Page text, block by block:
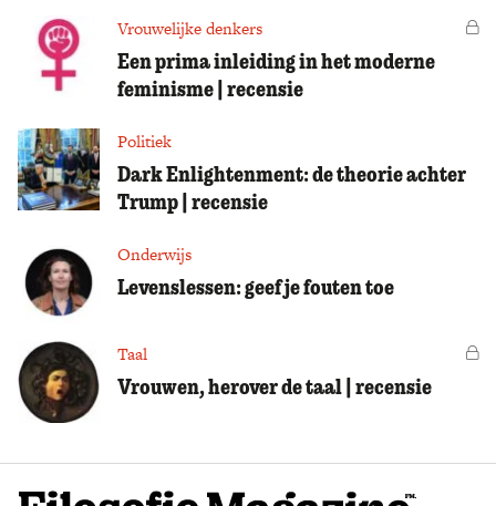
Vrouwelijke denkers
Een prima inleiding in het moderne
feminisme | recensie
Politiek
Dark Enlightenment: de theorie achter
Trump | recensie
Onderwijs
Levenslessen: geef je fouten toe
Taal
Vrouwen, herover de taal | recensie